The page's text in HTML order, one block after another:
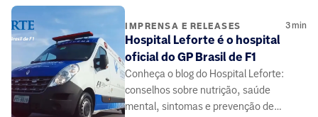
IMPRENSA E RELEASES 3min
Hospital Leforte é o hospital
oficial do GP Brasil de F1
Conheça o blog do Hospital Leforte:
conselhos sobre nutrição, saúde
mental, sintomas e prevenção de